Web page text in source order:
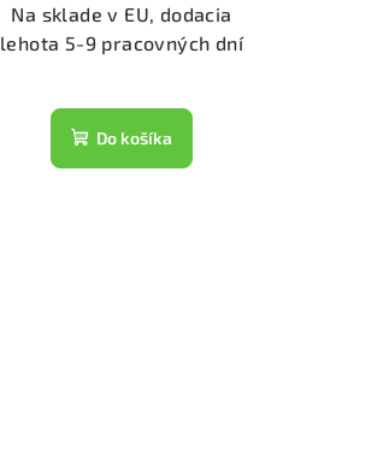
Na sklade v EU, dodacia
lehota 5-9 pracovných dní
Do košíka